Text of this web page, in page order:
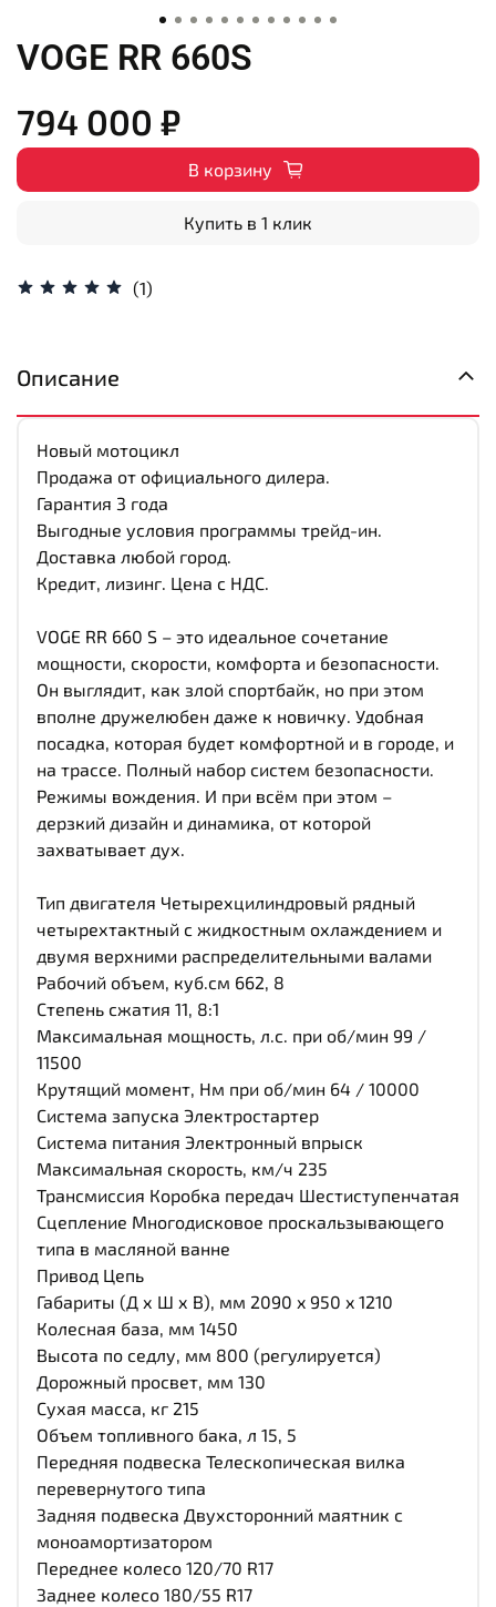
VOGE RR 660S
(1)
794 000 ₽
В корзину
Купить в 1 клик
Описание
Новый мотоцикл
Продажа от официального дилера.
Гарантия 3 года
Выгодные условия программы трейд-ин.
Доставка любой город.
Кредит, лизинг. Цена с НДС.
VOGE RR 660 S – это идеальное сочетание
мощности, скорости, комфорта и безопасности.
Он выглядит, как злой спортбайк, но при этом
вполне дружелюбен даже к новичку. Удобная
посадка, которая будет комфортной и в городе, и
на трассе. Полный набор систем безопасности.
Режимы вождения. И при всём при этом –
дерзкий дизайн и динамика, от которой
захватывает дух.
Тип двигателя Четырехцилиндровый рядный
четырехтактный с жидкостным охлаждением и
двумя верхними распределительными валами
Рабочий объем, куб.см 662, 8
Степень сжатия 11, 8:1
Максимальная мощность, л.с. при об/мин 99 /
11500
Крутящий момент, Нм при об/мин 64 / 10000
Система запуска Электростартер
Система питания Электронный впрыск
Максимальная скорость, км/ч 235
Трансмиссия Коробка передач Шестиступенчатая
Сцепление Многодисковое проскальзывающего
типа в масляной ванне
Привод Цепь
Габариты (Д х Ш х В), мм 2090 x 950 x 1210
Колесная база, мм 1450
Высота по седлу, мм 800 (регулируется)
Дорожный просвет, мм 130
Сухая масса, кг 215
Объем топливного бака, л 15, 5
Передняя подвеска Телескопическая вилка
перевернутого типа
Задняя подвеска Двухсторонний маятник с
моноамортизатором
Переднее колесо 120/70 R17
Заднее колесо 180/55 R17